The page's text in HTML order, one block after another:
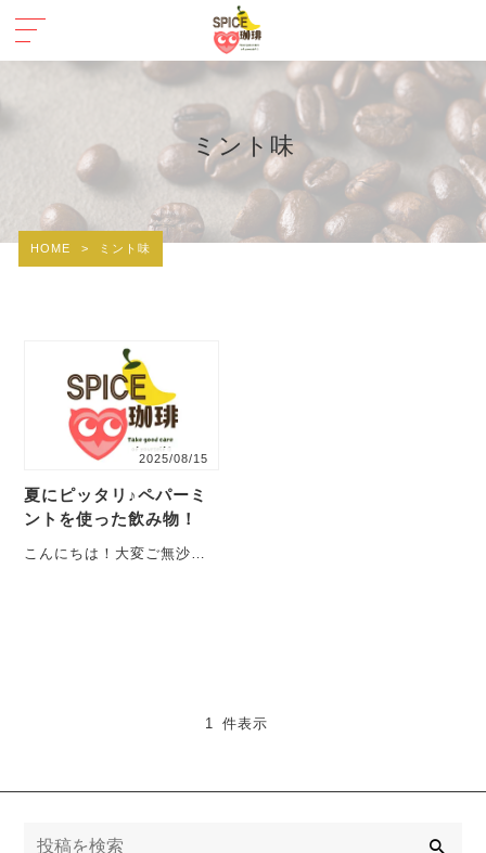
ミント味
HOME > ミント味
2025/08/15
夏にピッタリ♪ペパーミ
ントを使った飲み物！
こんにちは！大変ご無沙汰
1 件表示